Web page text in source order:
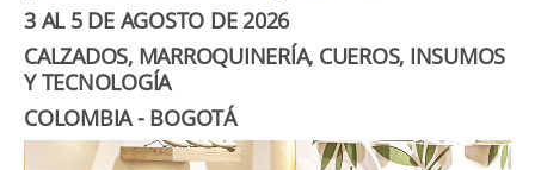
3 AL 5 DE AGOSTO DE 2026
CALZADOS, MARROQUINERÍA, CUEROS, INSUMOS
Y TECNOLOGÍA
​COLOMBIA - BOGOTÁ